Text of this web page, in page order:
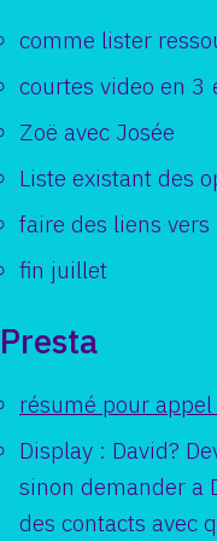
comme lister
courtes video en 3
Zoë avec Josée
Liste existant des
faire des liens vers
fin juillet
Presta
résumé pour
Display : David?
sinon demander a
des contacts avec